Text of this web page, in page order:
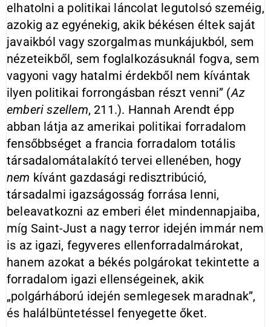
elhatolni a politikai láncolat legutolsó szeméig,
azokig az egyénekig, akik békésen éltek saját
javaikból vagy szorgalmas munkájukból, sem
nézeteikből, sem foglalkozásuknál fogva, sem
vagyoni vagy hatalmi érdekből nem kívántak
ilyen politikai forrongásban részt venni” (Az
emberi szellem, 211.). Hannah Arendt épp
abban látja az amerikai politikai forradalom
fensőbbséget a francia forradalom totális
társadalomátalakító tervei ellenében, hogy
nem kívánt gazdasági redisztribúció,
társadalmi igazságosság forrása lenni,
beleavatkozni az emberi élet mindennapjaiba,
míg Saint-Just a nagy terror idején immár nem
is az igazi, fegyveres ellenforradalmárokat,
hanem azokat a békés polgárokat tekintette a
forradalom igazi ellenségeinek, akik
„polgárháború idején semlegesek maradnak”,
és halálbüntetéssel fenyegette őket.